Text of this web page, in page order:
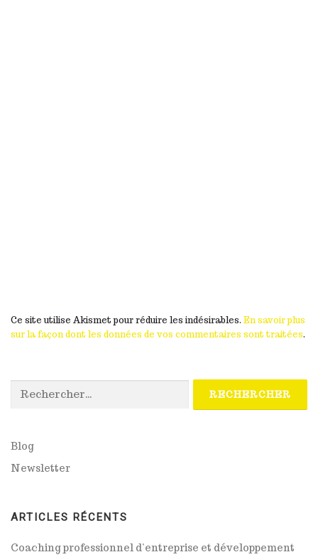
Ce site utilise Akismet pour réduire les indésirables. En savoir plus
sur la façon dont les données de vos commentaires sont traitées.
Blog
Newsletter
ARTICLES RÉCENTS
Coaching professionnel d’entreprise et développement